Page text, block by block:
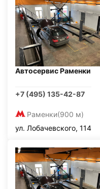
Автосервис Раменки
+7 (495) 135-42-87
Раменки(900 м)
ул. Лобачевского, 114